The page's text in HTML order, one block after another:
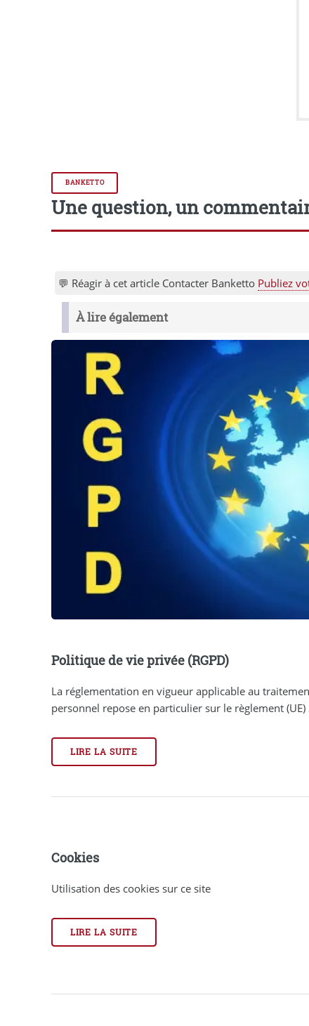
BANKETTO
Une question, un
💬 Réagir à cet article Contacter Banketto Publiez
À lire également
Politique de vie privée (RGPD)
La réglementation en vigueur applicable au
personnel repose en particulier sur le règlement
LIRE LA SUITE
Cookies
Utilisation des cookies sur ce site
LIRE LA SUITE